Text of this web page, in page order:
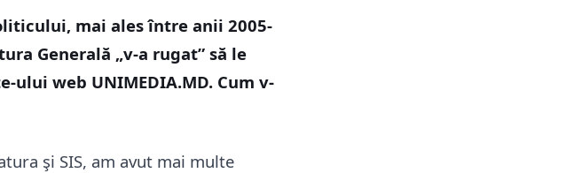
mai ales între anii 2005-
Generală „v-a rugat” să le
web UNIMEDIA.MD. Cum v-
şi SIS, am avut mai multe